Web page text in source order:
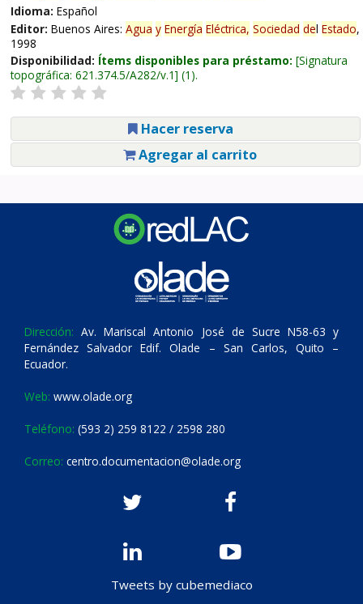
Idioma: Español
Editor: Buenos Aires: Agua y Energía Eléctrica, Sociedad del Estado,
1998
Disponibilidad: Ítems disponibles para préstamo: Signatura
topográfica: 621.374.5/A282/v.1 (1).
Hacer reserva
Agregar al carrito
Dirección: Av. Mariscal Antonio José de Sucre N58-63 y
Fernández Salvador Edif. Olade – San Carlos, Quito –
Ecuador.
Web: www.olade.org
Teléfono: (593 2) 259 8122 / 2598 280
Correo: centro.documentacion@olade.org
Tweets by cubemediaco